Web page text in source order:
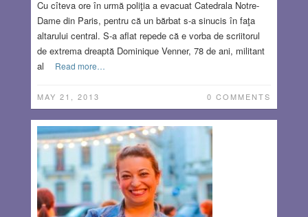
Cu cîteva ore în urmă poliţia a evacuat Catedrala Notre-
Dame din Paris, pentru că un bărbat s-a sinucis în faţa
altarului central. S-a aflat repede că e vorba de scriitorul
de extrema dreaptă Dominique Venner, 78 de ani, militant
al
Read more…
MAY 21, 2013 0 COMMENTS